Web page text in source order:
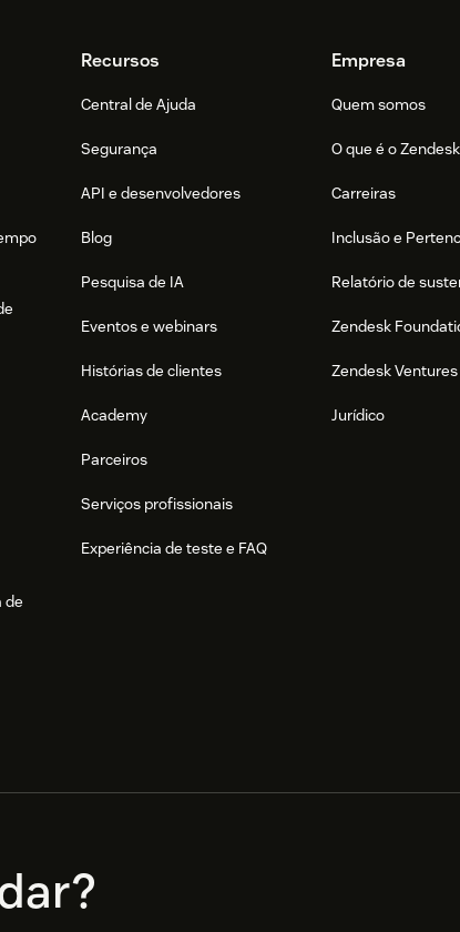
de
Recursos
Central de Ajuda
Segurança
API e desenvolvedores
Blog
Pesquisa de IA
Eventos e webinars
Histórias de clientes
Academy
Parceiros
Serviços profissionais
Experiência de teste e FAQ
Empresa
Quem somos
O que é o
Carreiras
Inclusão e
Relatório de
Zendesk
Zendesk Ventures
Jurídico